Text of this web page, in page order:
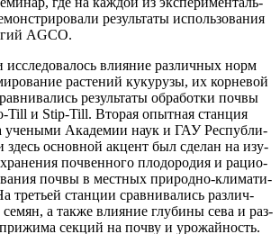
резуль­та­ты исполь­зо­ва­ния
AGCO.
вли­я­ние раз­лич­ных норм
рас­те­ний куку­ру­зы, их кор­не­вой
резуль­та­ты обра­бот­ки поч­вы
Till и Stip-Till. Вто­рая опыт­ная стан­ция
уче­ны­ми Ака­де­мии наук и ГАУ Рес­пуб­ли­
здесь основ­ной акцент был сде­лан на изу­
поч­вен­но­го пло­до­ро­дия и раци­о­
поч­вы в мест­ных при­род­но-кли­ма­ти­
тре­тьей стан­ции срав­ни­ва­лись раз­лич­
а так­же вли­я­ние глу­би­ны сева и раз­
сек­ций на поч­ву и уро­жай­ность.